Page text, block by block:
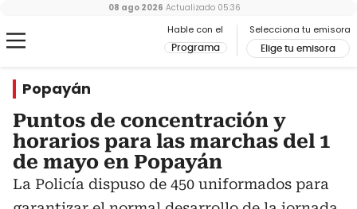
Hable con el
Programa
Selecciona tu emisora
Elige tu emisora
08 ago 2026 Actualizado 05:36
Popayán
Puntos de concentración y
horarios para las marchas del 1
de mayo en Popayán
La Policía dispuso de 450 uniformados para